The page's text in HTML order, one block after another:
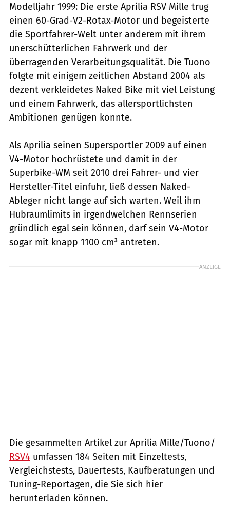
Modelljahr 1999: Die erste Aprilia RSV Mille trug
einen 60-Grad-V2-Rotax-Motor und begeisterte
die Sportfahrer-Welt unter anderem mit ihrem
unerschütterlichen Fahrwerk und der
überragenden Verarbeitungsqualität. Die Tuono
folgte mit einigem zeitlichen Abstand 2004 als
dezent verkleidetes Naked Bike mit viel Leistung
und einem Fahrwerk, das allersportlichsten
Ambitionen genügen konnte.
Als Aprilia seinen Supersportler 2009 auf einen
V4-Motor hochrüstete und damit in der
Superbike-WM seit 2010 drei Fahrer- und vier
Hersteller-Titel einfuhr, ließ dessen Naked-
Ableger nicht lange auf sich warten. Weil ihm
Hubraumlimits in irgendwelchen Rennserien
gründlich egal sein können, darf sein V4-Motor
sogar mit knapp 1100 cm³ antreten.
ANZEIGE
Die gesammelten Artikel zur Aprilia Mille/Tuono/
RSV4 umfassen 184 Seiten mit Einzeltests,
Vergleichstests, Dauertests, Kaufberatungen und
Tuning-Reportagen, die Sie sich hier
herunterladen können.